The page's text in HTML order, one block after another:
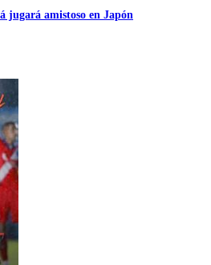
jugará amistoso en Japón